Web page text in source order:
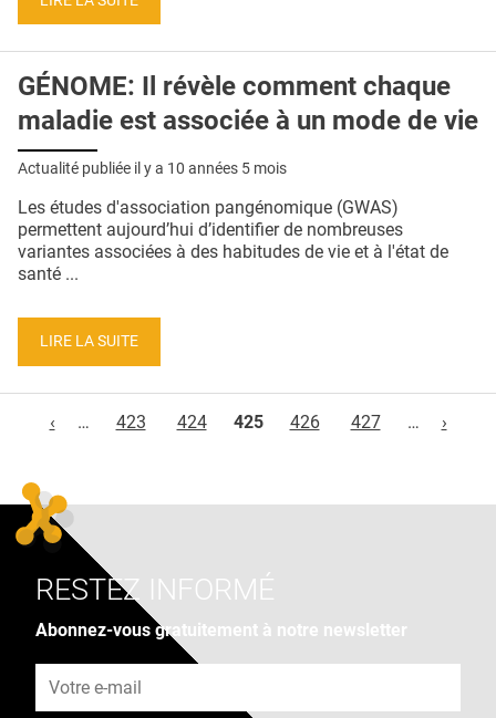
GÉNOME: Il révèle comment chaque
maladie est associée à un mode de vie
Actualité publiée il y a 10 années 5 mois
Les études d'association pangénomique (GWAS)
permettent aujourd’hui d’identifier de nombreuses
variantes associées à des habitudes de vie et à l'état de
santé ...
LIRE LA SUITE
‹
… 423 424 425 426 427 … ›
RESTEZ INFORMÉ
Abonnez-vous gratuitement à notre newsletter